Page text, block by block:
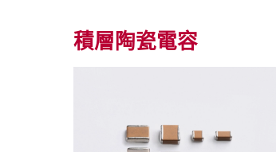
積層陶瓷電容